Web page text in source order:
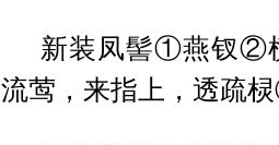
新装凤髻①燕钗②
流莺，来指上，透疏